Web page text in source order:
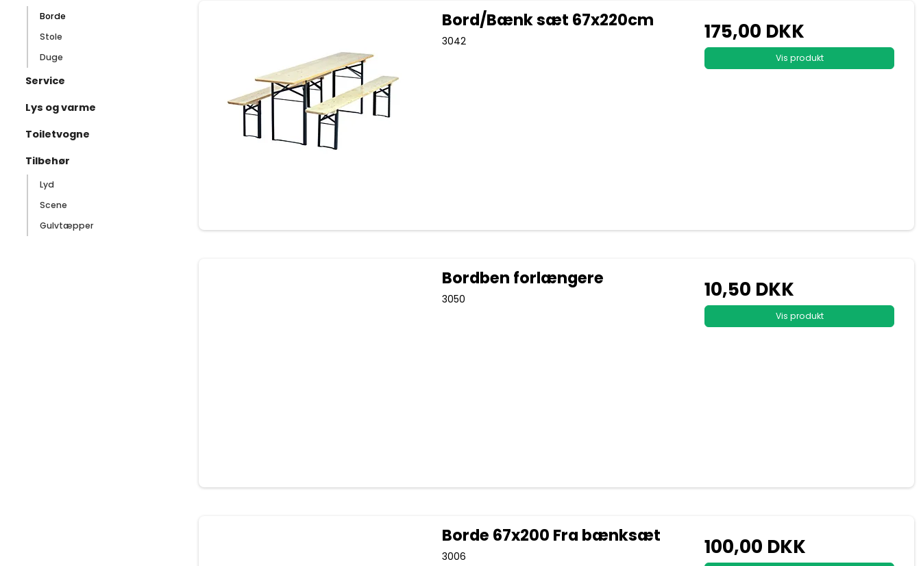
Borde
Stole
Duge
Service
Lys og varme
Toiletvogne
Tilbehør
Lyd
Scene
Gulvtæpper
Bord/Bænk sæt 67x220cm
3042 175,00 DKK
Vis produkt
Bordben forlængere
3050 10,50 DKK
Vis produkt
Borde 67x200 Fra bænksæt
3006 100,00 DKK